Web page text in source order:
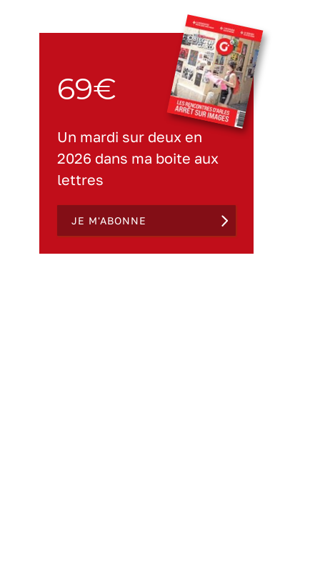
69€
Un mardi sur deux en
2026 dans ma boite aux
lettres
JE M'ABONNE